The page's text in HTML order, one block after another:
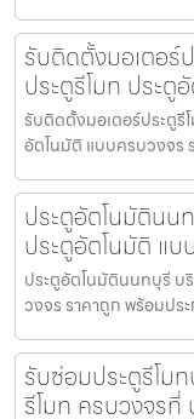
รับติดตั้งมอเตอร์
ประตูรีโมท ประตู
รับติดตั้งมอเตอร์ประตูรี
อัตโนมัติ แบบครบวงจร
ประตูอัตโนมัตินน
ประตูอัตโนมัติ แบ
ประตูอัตโนมัตินนทบุรี บ
วงจร ราคาถูก พร้อมปร
รับซ่อมประตูรีโม
รีโมท ครบวงจรที่